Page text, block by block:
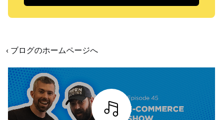
‹ ブログのホームページへ